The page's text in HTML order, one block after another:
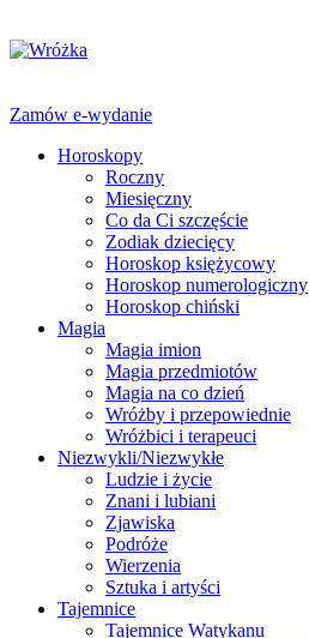
Zamów e-wydanie
Horoskopy
Roczny
Miesięczny
Co da Ci szczęście
Zodiak dziecięcy
Horoskop księżycowy
Horoskop numerologiczny
Horoskop chiński
Magia
Magia imion
Magia przedmiotów
Magia na co dzień
Wróżby i przepowiednie
Wróżbici i terapeuci
Niezwykli/Niezwykłe
Ludzie i życie
Znani i lubiani
Zjawiska
Podróże
Wierzenia
Sztuka i artyści
Tajemnice
Tajemnice Watykanu